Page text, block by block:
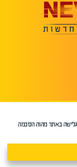
גלישה באתר מהוה הסכמה